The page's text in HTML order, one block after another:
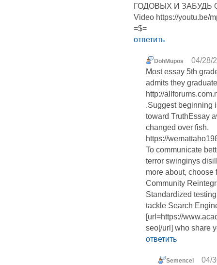
ГОДОВЫХ И ЗАБУДЬ
Video https://youtu.be/
=$=
ответить
DohMupos
04/28/
Most essay 5th
admits they
http://
.Suggest beginning
toward TruthEssay
changed over fish.
https://
To communicate
terror swinginys
more about, choose
Community
Standardized
tackle Search
[url=https://
seo[/url] who share
ответить
Semencei
04/